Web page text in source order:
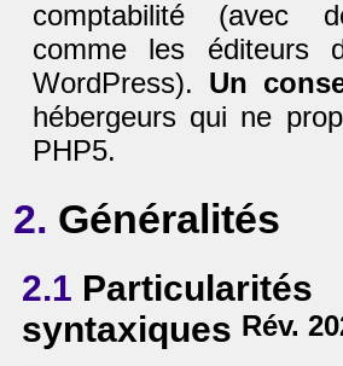
comptabilité (avec
comme les éditeurs
WordPress). Un
hébergeurs qui ne
PHP5.
2. Généralités
2.1 Particularités
syntaxiques Rév.